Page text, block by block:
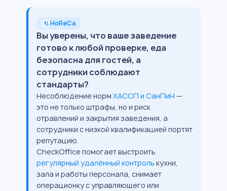
HoReCa
Вы уверены, что ваше заведение
готово к любой проверке, еда
безопасна для гостей, а
сотрудники соблюдают
стандарты?
Несоблюдение норм ХАССП и СанПиН —
это не только штрафы, но и риск
отравлений и закрытия заведения, а
сотрудники с низкой квалификацией портят
репутацию.
CheckOffice помогает выстроить
регулярный удалённый контроль кухни,
зала и работы персонала, снимает
операционку с управляющего или